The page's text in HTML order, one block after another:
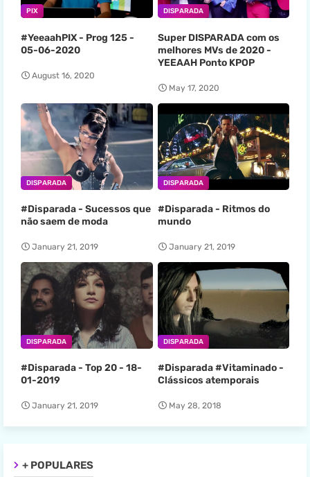
PIX
#YeeaahPIX - Prog 125 -
05-06-2020
August 16, 2020
DISPARADA
Super DISPARADA com os
melhores MVs de 2020 -
YEEAAH Ponto KPOP
May 17, 2020
DISPARADA
#Disparada - Sucessos que
não saem de moda
January 21, 2019
DISPARADA
#Disparada - Ritmos do
mundo
January 21, 2019
DISPARADA
#Disparada - Top 20 - 18-
01-2019
January 21, 2019
DISPARADA
#Disparada #Vitaminado -
Clássicos atemporais
May 28, 2018
+ POPULARES